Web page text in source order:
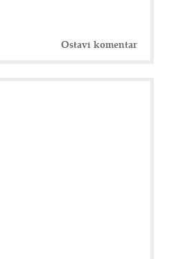
Ostavi komentar